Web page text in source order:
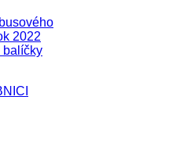
2022
balíčky